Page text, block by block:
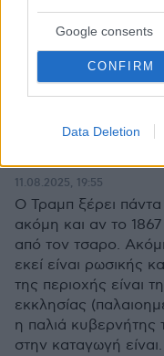
Google consents
CONFIRM
Data Deletion
Ξεχνάει τι έχει πει
πολλά ψέματα ή
κοιτάξει γιατί
ΣΠΥΡΟΣ
11.08.2025, 19:55
Ο Τραμπ ξέρει
ακόμη και αν το
από τον τσαρο.
εκεί είναι ρωσικής
της περιοχής είναι
εκκλησίας
η παλιά
στην καταγωγή